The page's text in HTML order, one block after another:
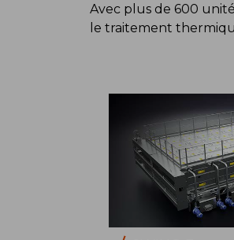
Avec plus de 600
le traitement